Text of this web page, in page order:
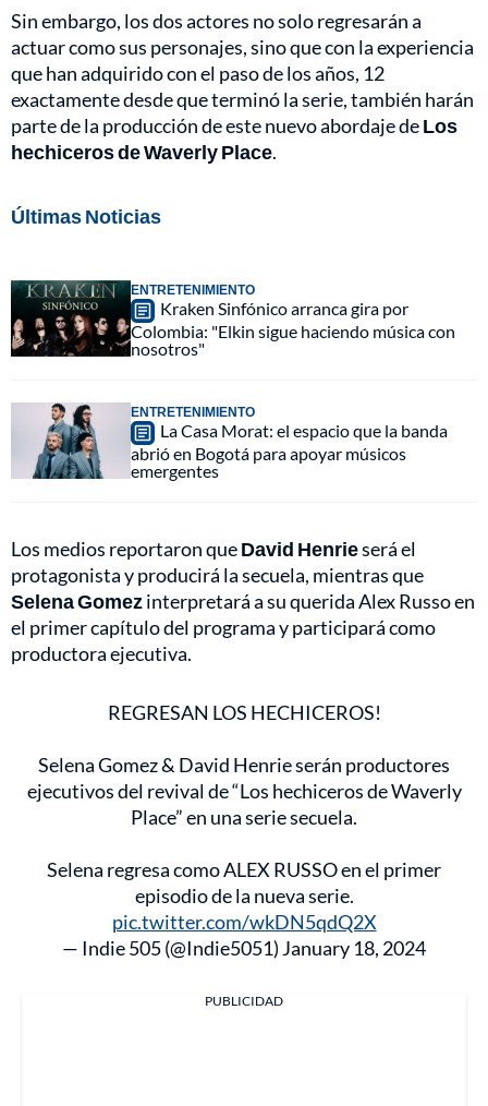
Sin embargo, los dos actores no solo regresarán a
actuar como sus personajes, sino que con la experiencia
que han adquirido con el paso de los años, 12
exactamente desde que terminó la serie, también harán
parte de la producción de este nuevo abordaje deLos
hechiceros de Waverly Place.
Últimas Noticias
ENTRETENIMIENTO
Kraken Sinfónico arranca gira por
Colombia: "Elkin sigue haciendo música con
nosotros"
ENTRETENIMIENTO
La Casa Morat: el espacio que la banda
abrió en Bogotá para apoyar músicos
emergentes
Los medios reportaron queDavid Henrieserá el
protagonista y producirá la secuela, mientras que
Selena Gomezinterpretará a su querida Alex Russo en
el primer capítulo del programa y participará como
productora ejecutiva.
REGRESAN LOS HECHICEROS!
Selena Gomez & David Henrie serán productores
ejecutivos del revival de “Los hechiceros de Waverly
Place” en una serie secuela.
Selena regresa como ALEX RUSSO en el primer
episodio de la nueva serie.
pic.twitter.com/wkDN5qdQ2X
— Indie 505 (@Indie5051) January 18, 2024
PUBLICIDAD